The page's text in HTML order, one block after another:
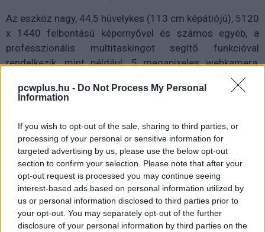
pcwplus.hu - Do Not Process My Personal
Information
If you wish to opt-out of the sale, sharing to third parties, or
processing of your personal or sensitive information for
targeted advertising by us, please use the below opt-out
section to confirm your selection. Please note that after your
opt-out request is processed you may continue seeing
interest-based ads based on personal information utilized by
us or personal information disclosed to third parties prior to
your opt-out. You may separately opt-out of the further
disclosure of your personal information by third parties on the
Az eszköz nagy, 44,5 hüvelykes (113 cm képátlójú), 5120
x 1440 felbontású képernyővel és számos egyéb, a
professzionális multitaskingot segítő funkcióval
rendelkezik, mint például: 5 megapixeles webkamera,
USB-C dokkoló, RJ45 csatlakozó, 32:9 SuperWide
formátum, 1500R görbület 178/178 fokos betekintési
Két külön monitor használata helyett a SuperWide
képernyő lehetővé teszi a szakemberek számára, hogy
könnyedén nyissanak meg több ablakot, és extra széles
perspektívát kapjanak a videotartalmak
megtekintéséhez.